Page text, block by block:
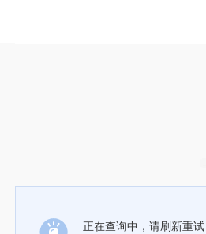
正在查询中，请刷新重试